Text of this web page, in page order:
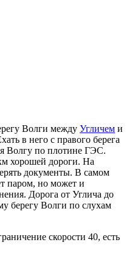
Волги между Угличем и
в него с правого берега
Волгу по плотине ГЭС.
хорошей дороги. На
документы. В самом
паром, но может и
Дорога от Углича до
берегу Волги по слухам
скорости 40, есть